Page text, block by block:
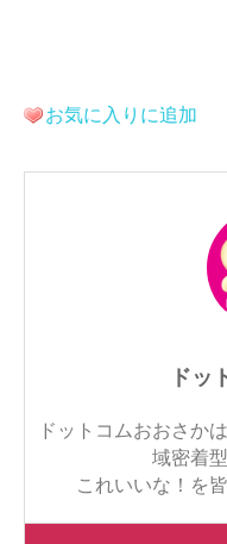
お気に入りに追加
ドッ
ドットコムおおさか
域密着
これいいな！を